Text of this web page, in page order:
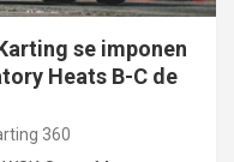
se imponen
Heats B-C de
360